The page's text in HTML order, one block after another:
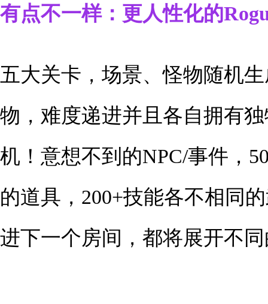
有点不一样：更人性化的
五大关卡，场景、怪物随机
物，难度递进并且各自拥有
机！意想不到的NPC/事件，
的道具，200+技能各不相同
进下一个房间，都将展开不